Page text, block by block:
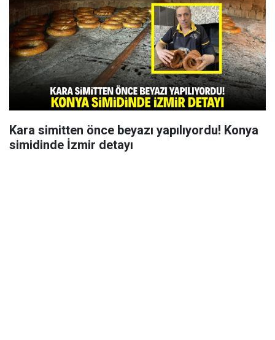
Kara simitten önce beyazı yapılıyordu! Konya
simidinde İzmir detayı